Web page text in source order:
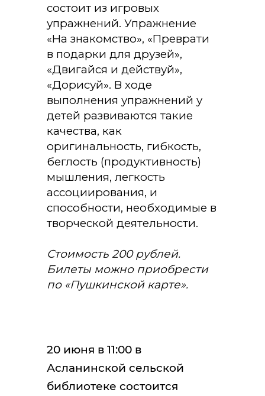
состоит из игровых
упражнений. Упражнение
«На знакомство», «Преврати
в подарки для друзей»,
«Двигайся и действуй»,
«Дорисуй». В ходе
выполнения упражнений у
детей развиваются такие
качества, как
оригинальность, гибкость,
беглость (продуктивность)
мышления, легкость
ассоциирования, и
способности, необходимые в
творческой деятельности.
Стоимость 200 рублей.
Билеты можно приобрести
по «Пушкинской карте».
20 июня в 11:00 в
Асланинской сельской
библиотеке состоится